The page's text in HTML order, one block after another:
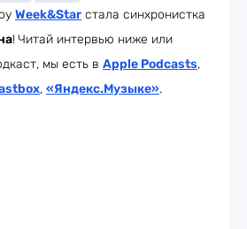
Week&Star стала синхронистка
!Читай интервью ниже или
мы есть в Apple Podcasts,
, «Яндекс.Музыке».